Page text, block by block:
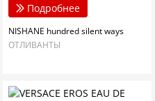
Подробнее
NISHANE hundred silent ways
ОТЛИВАНТЫ